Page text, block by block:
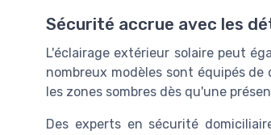
Sécurité accrue avec les
L'éclairage extérieur solaire peut
nombreux modèles sont équipés
les zones sombres dès qu'une
Des experts en sécurité